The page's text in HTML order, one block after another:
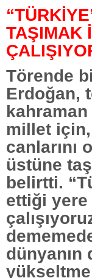
TAŞIMAK
Törende
Erdoğan,
millet
canlarını
üstüne
belirtti.
ettiği yere
dünyanın